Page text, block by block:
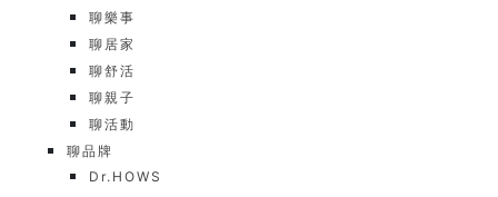
聊樂事
聊居家
聊舒活
聊親子
聊活動
聊品牌
Dr.HOWS